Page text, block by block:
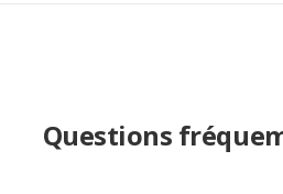
Questions